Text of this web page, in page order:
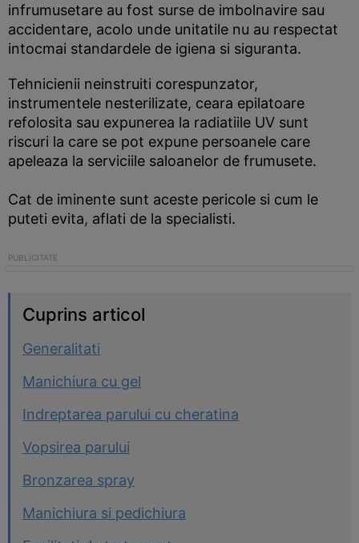
infrumusetare au fost surse de imbolnavire sau
accidentare, acolo unde unitatile nu au respectat
intocmai standardele de igiena si siguranta.
Tehnicienii neinstruiti corespunzator,
instrumentele nesterilizate, ceara epilatoare
refolosita sau expunerea la radiatiile UV sunt
riscuri la care se pot expune persoanele care
apeleaza la serviciile saloanelor de frumusete.
Cat de iminente sunt aceste pericole si cum le
puteti evita, aflati de la specialisti.
Cuprins articol
Generalitati
Manichiura cu gel
Indreptarea parului cu cheratina
Vopsirea parului
Bronzarea spray
Manichiura si pedichiura